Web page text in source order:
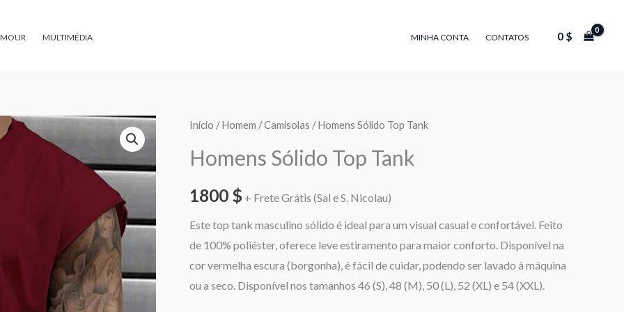
MULTIMÉDIA MINHA CONTA CONTATOS 0 $
Início /Homem /Camisolas / Homens Sólido Top Tank
Homens Sólido Top Tank
1800 $ + Frete Grátis (Sal e S. Nicolau)
Este top tank masculino sólido é ideal para um visual casual e confortável. Feito
de 100% poliéster, oferece leve estiramento para maior conforto. Disponível na
cor vermelha escura (borgonha), é fácil de cuidar, podendo ser lavado à máquina
ou a seco. Disponível nos tamanhos 46 (S), 48 (M), 50 (L), 52 (XL) e 54 (XXL).
Quantidade
Homens
Top
Tank